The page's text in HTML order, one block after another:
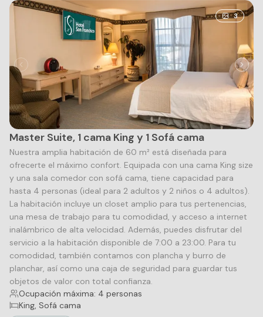
3
Master Suite, 1 cama King y 1 Sofá cama
Nuestra amplia habitación de 60 m² está diseñada para
ofrecerte el máximo confort. Equipada con una cama King size
y una sala comedor con sofá cama, tiene capacidad para
hasta 4 personas (ideal para 2 adultos y 2 niños o 4 adultos).
La habitación incluye un closet amplio para tus pertenencias,
una mesa de trabajo para tu comodidad, y acceso a internet
inalámbrico de alta velocidad. Además, puedes disfrutar del
servicio a la habitación disponible de 7:00 a 23:00. Para tu
comodidad, también contamos con plancha y burro de
planchar, así como una caja de seguridad para guardar tus
objetos de valor con total confianza.
Ocupación máxima: 4 personas
King, Sofá cama